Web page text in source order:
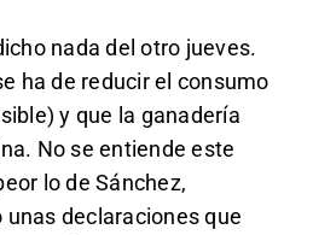
nada del otro jueves.
ha de reducir el consumo
y que la ganadería
No se entiende este
lo de Sánchez,
declaraciones que